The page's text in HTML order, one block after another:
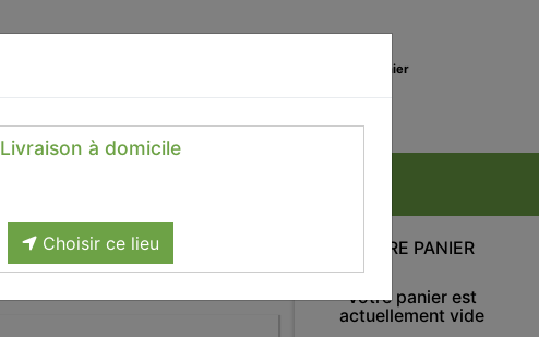
Mon panier
Livraison à domicile
Choisir ce lieu VOTRE PANIER
Votre panier est
actuellement vide